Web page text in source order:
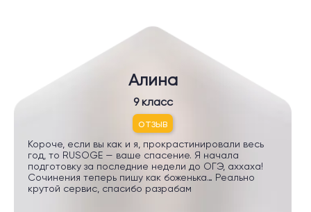
Алина
9 класс
отзыв
Короче, если вы как и я, прокрастинировали весь
год, то RUSOGE — ваше спасение. Я начала
подготовку за последние недели до ОГЭ, аххаха!
Сочинения теперь пишу как боженька… Реально
крутой сервис, спасибо разрабам